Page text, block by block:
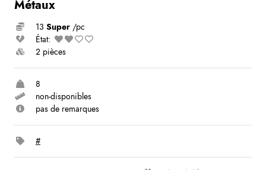
Métaux
13 Super /pc
État:
2 pièces
8
non-disponibles
pas de remarques
#